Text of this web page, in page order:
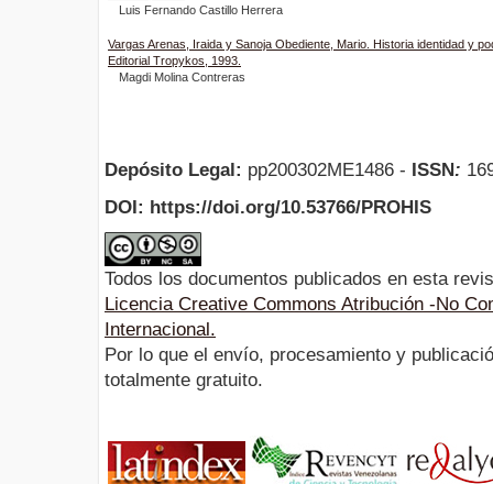
Luis Fernando Castillo Herrera
Vargas Arenas, Iraida y Sanoja Obediente, Mario. Historia identidad y
Editorial Tropykos, 1993.
Magdi Molina Contreras
Depósito Legal: pp200302ME1486 - ISSN:
DOI: https://doi.org/10.53766/PROHIS
Todos los documentos publicados en esta
Licencia Creative Commons Atribución -No
Internacional.
Por lo que el envío, procesamiento y
totalmente gratuito.